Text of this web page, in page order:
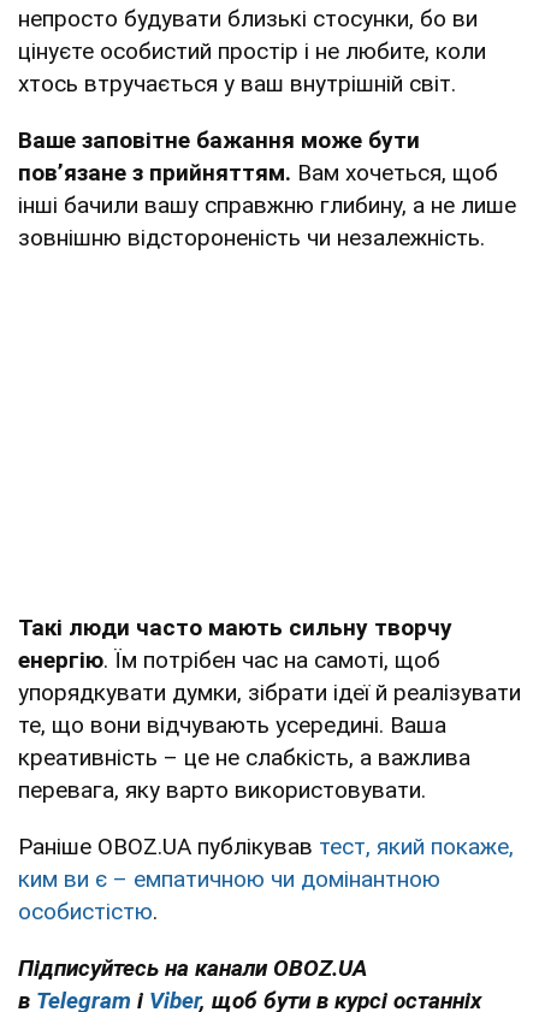
непросто будувати близькі стосунки, бо ви
цінуєте особистий простір і не любите, коли
хтось втручається у ваш внутрішній світ.
Ваше заповітне бажання може бути
пов’язане з прийняттям. Вам хочеться, щоб
інші бачили вашу справжню глибину, а не лише
зовнішню відстороненість чи незалежність.
Такі люди часто мають сильну творчу
енергію. Їм потрібен час на самоті, щоб
упорядкувати думки, зібрати ідеї й реалізувати
те, що вони відчувають усередині. Ваша
креативність – це не слабкість, а важлива
перевага, яку варто використовувати.
Раніше OBOZ.UA публікував тест, який покаже,
ким ви є – емпатичною чи домінантною
особистістю.
Підписуйтесь на канали OBOZ.UA
в Telegram і Viber, щоб бути в курсі останніх